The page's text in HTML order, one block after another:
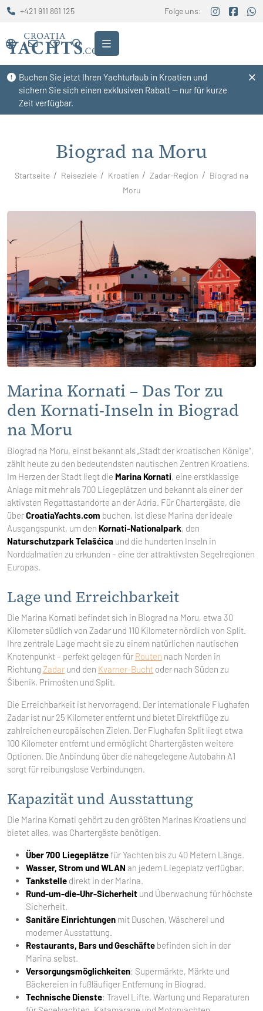
Buchen Sie jetzt Ihren Yachturlaub in Kroatien und
sichern Sie sich einen exklusiven Rabatt — nur für kurze
Zeit verfügbar.
+421 911 861 125 Folge uns:
Biograd na Moru
Startseite Reiseziele Kroatien Zadar-Region
Biograd na
Moru
Marina Kornati – Das Tor zu
den Kornati-Inseln in Biograd
na Moru
Biograd na Moru, einst bekannt als „Stadt der kroatischen Könige“,
zählt heute zu den bedeutendsten nautischen Zentren Kroatiens.
Im Herzen der Stadt liegt die Marina Kornati, eine erstklassige
Anlage mit mehr als 700 Liegeplätzen und bekannt als einer der
aktivsten Regattastandorte an der Adria. Für Chartergäste, die
überCroatiaYachts.com buchen, ist diese Marina der ideale
Ausgangspunkt, um den Kornati-Nationalpark, den
Naturschutzpark Telašćica und die hunderten Inseln in
Norddalmatien zu erkunden – eine der attraktivsten Segelregionen
Europas.
Lage und Erreichbarkeit
Die Marina Kornati befindet sich in Biograd na Moru, etwa 30
Kilometer südlich von Zadar und 110 Kilometer nördlich von Split.
Ihre zentrale Lage macht sie zu einem natürlichen nautischen
Knotenpunkt – perfekt gelegen für Routen nach Norden in
Richtung Zadar und den Kvarner-Bucht oder nach Süden zu
Šibenik, Primošten und Split.
Die Erreichbarkeit ist hervorragend. Der internationale Flughafen
Zadar ist nur 25 Kilometer entfernt und bietet Direktflüge zu
zahlreichen europäischen Zielen. Der Flughafen Split liegt etwa
100 Kilometer entfernt und ermöglicht Chartergästen weitere
Optionen. Die Anbindung über die nahegelegene Autobahn A1
sorgt für reibungslose Verbindungen.
Kapazität und Ausstattung
Die Marina Kornati gehört zu den größten Marinas Kroatiens und
bietet alles, was Chartergäste benötigen.
Über 700 Liegeplätzefür Yachten bis zu 40 Metern Länge.
Wasser, Strom und WLAN an jedem Liegeplatz verfügbar.
Tankstelle direkt in der Marina.
Rund-um-die-Uhr-Sicherheit und Überwachung für höchste
Sicherheit.
Sanitäre Einrichtungen mit Duschen, Wäscherei und
moderner Ausstattung.
Restaurants, Bars und Geschäfte befinden sich in der
Marina selbst.
Versorgungsmöglichkeiten: Supermärkte, Märkte und
Bäckereien in fußläufiger Entfernung in Biograd.
Technische Dienste: Travel Lifte, Wartung und Reparaturen